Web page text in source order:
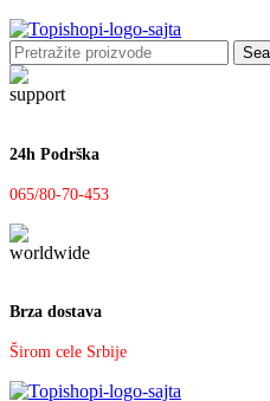
24h Podrška
065/80-70-453
Brza dostava
Širom cele Srbije